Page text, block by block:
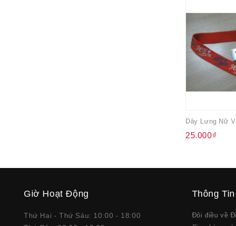
25.000₫
Giờ Hoạt Động
Thứ Hai - Thứ Sáu: 10:00 - 18:00
Thông Tin
Đôi điều về